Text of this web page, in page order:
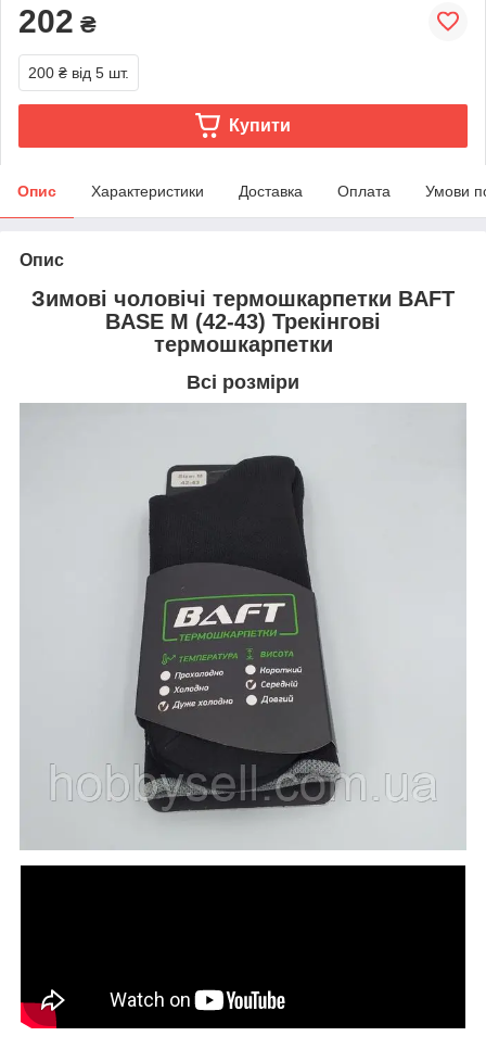
202 ₴
200 ₴ від 5 шт.
Купити
Опис Характеристики Доставка Оплата Умови
Опис
Зимові чоловічі термошкарпетки BAFT
BASE M (42-43) Трекінгові
термошкарпетки
Всі розміри